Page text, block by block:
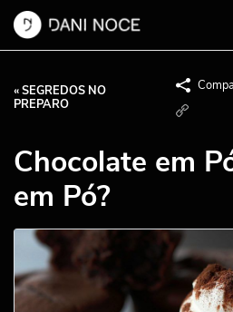
« SEGREDOS NO
PREPARO
Chocolate em
em Pó?